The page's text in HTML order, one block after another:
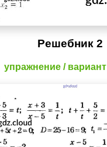
Решебник 2
упражнение / вариант